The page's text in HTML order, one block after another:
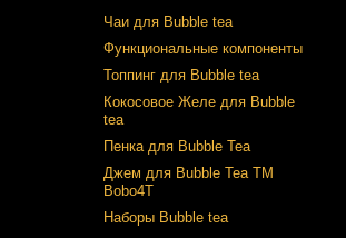
Чаи для Bubble tea
Функциональные компоненты
Топпинг для Bubble tea
Кокосовое Желе для Bubble
tea
Пенка для Bubble Tea
Джем для Bubble Tea ТМ
Bobo4T
Наборы Bubble tea